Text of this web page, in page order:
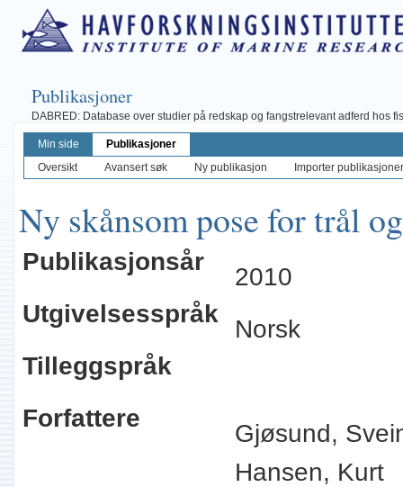
Publikasjoner
DABRED: Database over studier på redskap og fangstrelevant adferd hos
Min side
Publikasjoner
Oversikt
Avansert søk Ny publikasjon Importer
Ny skånsom pose for trål
Publikasjonsår
2010
Utgivelsesspråk
Norsk
Tilleggspråk
Forfattere
Gjøsund,
Hansen, Kurt